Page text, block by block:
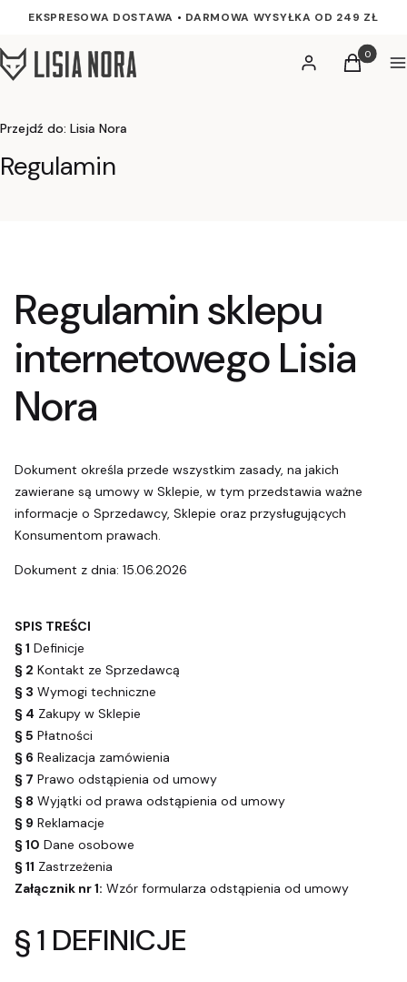
EKSPRESOWA DOSTAWA • DARMOWA WYSYŁKA OD 249 ZŁ
Zaloguj sięProdukty
Koszyk
Przejdź do: Lisia Nora
Regulamin
Regulamin sklepu
internetowego Lisia
Nora
Dokument określa przede wszystkim zasady, na jakich
zawierane są umowy w Sklepie, w tym przedstawia ważne
informacje o Sprzedawcy, Sklepie oraz przysługujących
Konsumentom prawach.
Dokument z dnia: 15.06.2026
SPIS TREŚCI
§ 1 Definicje
§ 2 Kontakt ze Sprzedawcą
§ 3 Wymogi techniczne
§ 4 Zakupy w Sklepie
§ 5 Płatności
§ 6 Realizacja zamówienia
§ 7 Prawo odstąpienia od umowy
§ 8 Wyjątki od prawa odstąpienia od umowy
§ 9 Reklamacje
§ 10 Dane osobowe
§ 11 Zastrzeżenia
Załącznik nr 1: Wzór formularza odstąpienia od umowy
§ 1 DEFINICJE